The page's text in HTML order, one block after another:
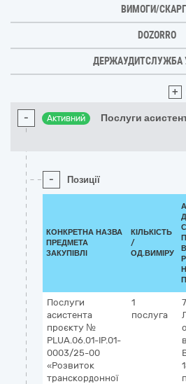
ВИМОГИ/
DOZORRO
ДЕРЖАУДИТСЛУЖБА
+
- Активний Послуги
- Позиції
КОНКРЕТНА НАЗВА
ПРЕДМЕТА
ЗАКУПІВЛІ
КІЛЬКІСТЬ
/
ОД.ВИМІРУ
Послуги
асистента
проєкту №
PLUA.06.01-IP.01-
0003/25-00
«Розвиток
транскордонної
1
послуга